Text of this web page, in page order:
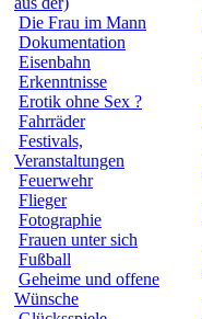
Die Frau im Mann
Dokumentation
Eisenbahn
Erkenntnisse
Erotik ohne Sex ?
Fahrräder
Festivals,
Veranstaltungen
Feuerwehr
Flieger
Fotographie
Frauen unter sich
Fußball
Geheime und offene
Wünsche